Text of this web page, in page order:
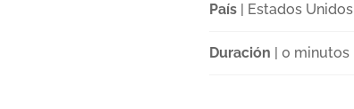
País| Estados Unidos
Duración | 0 minutos